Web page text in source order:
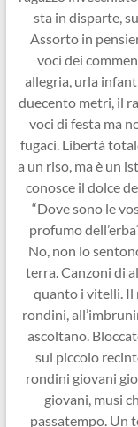
sta in disparte,
Assorto in
voci dei
allegria, urla
duecento metri, il
voci di festa ma
fugaci. Libertà
a un riso, ma è un
conosce il dolce
“Dove sono le
profumo
No, non lo
terra. Canzoni di
quanto i vitelli. Il
rondini,
ascoltano.
sul piccolo
rondini giovani
giovani, musi
passatempo. Un